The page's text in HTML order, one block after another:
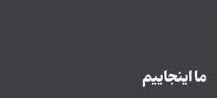
ما اینجاییم